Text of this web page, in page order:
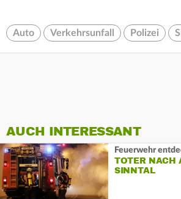
Auto Verkehrsunfall Polizei
AUCH INTERESSANT
Feuerwehr
TOTER NACH
SINNTAL